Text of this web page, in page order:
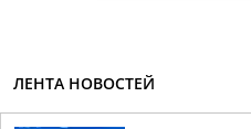
ЛЕНТА НОВОСТЕЙ